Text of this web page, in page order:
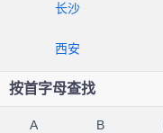
长沙
西安
按首字母查找
A B